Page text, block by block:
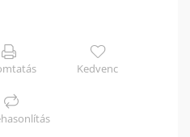
Kedvenc